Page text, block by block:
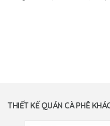
THIẾT KẾ QUÁN CÀ PHÊ